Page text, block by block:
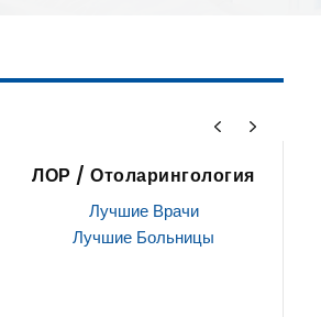
Стволовые клетки
Лучшие Врачи
Лучшие Больницы